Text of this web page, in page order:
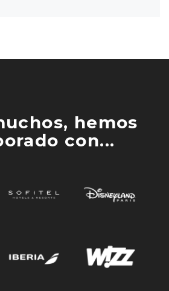
hemos
con...